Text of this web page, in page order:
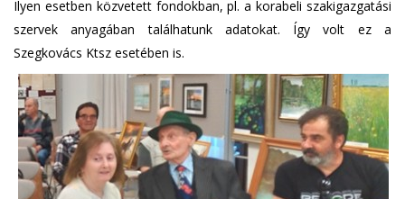
Ilyen esetben közvetett fondokban, pl. a korabeli szakigazgatási
szervek anyagában találhatunk adatokat. Így volt ez a
Szegkovács Ktsz esetében is.